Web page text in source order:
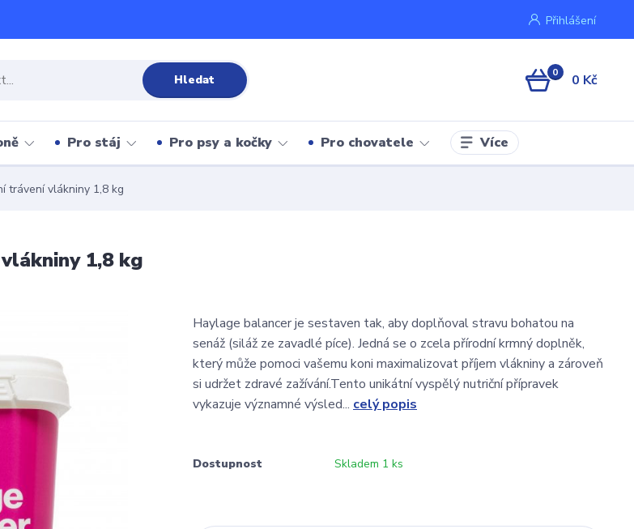
Přihlášení
Hledat 0 0 Kč
Pro stáj Pro psy a kočky Pro chovatele Více
trávení vlákniny 1,8 kg
1,8 kg
Haylage balancer je sestaven tak, aby doplňoval stravu bohatou na
senáž (siláž ze zavadlé píce). Jedná se o zcela přírodní krmný doplněk,
který může pomoci vašemu koni maximalizovat příjem vlákniny a zároveň
si udržet zdravé zažívání.Tento unikátní vyspělý nutriční přípravek
vykazuje významné výsled... celý popis
Dostupnost Skladem 1 ks